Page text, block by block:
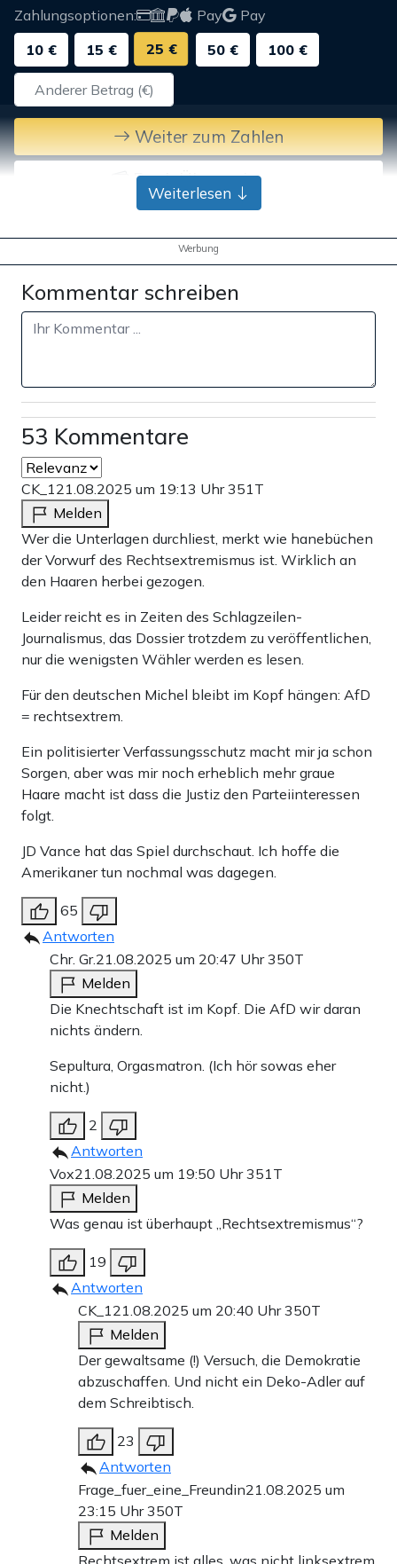
Zahlungsoptionen: Pay
Pay
10 €
15 € 25 € 50 € 100 €
Weiter zum Zahlen
Bank-Überweisung
Weiterlesen
Werbung
Kommentar schreiben
53 Kommentare
CK_121.08.2025 um 19:13 Uhr351T
Melden
Wer die Unterlagen durchliest, merkt wie hanebüchen
der Vorwurf des Rechtsextremismus ist. Wirklich an
den Haaren herbei gezogen.
Leider reicht es in Zeiten des Schlagzeilen-
Journalismus, das Dossier trotzdem zu veröffentlichen,
nur die wenigsten Wähler werden es lesen.
Für den deutschen Michel bleibt im Kopf hängen: AfD
= rechtsextrem.
Ein politisierter Verfassungsschutz macht mir ja schon
Sorgen, aber was mir noch erheblich mehr graue
Haare macht ist dass die Justiz den Parteiinteressen
folgt.
JD Vance hat das Spiel durchschaut. Ich hoffe die
Amerikaner tun nochmal was dagegen.
65
Antworten
Chr. Gr.21.08.2025 um 20:47 Uhr350T
Melden
Die Knechtschaft ist im Kopf. Die AfD wir daran
nichts ändern.
Sepultura, Orgasmatron. (Ich hör sowas eher
nicht.)
2
Antworten
Vox21.08.2025 um 19:50 Uhr351T
Melden
Was genau ist überhaupt „Rechtsextremismus“?
19
Antworten
CK_121.08.2025 um 20:40 Uhr350T
Melden
Der gewaltsame (!) Versuch, die Demokratie
abzuschaffen. Und nicht ein Deko-Adler auf
dem Schreibtisch.
23
Antworten
Frage_fuer_eine_Freundin21.08.2025 um
23:15 Uhr350T
Melden
Rechtsextrem ist alles, was nicht linksextrem